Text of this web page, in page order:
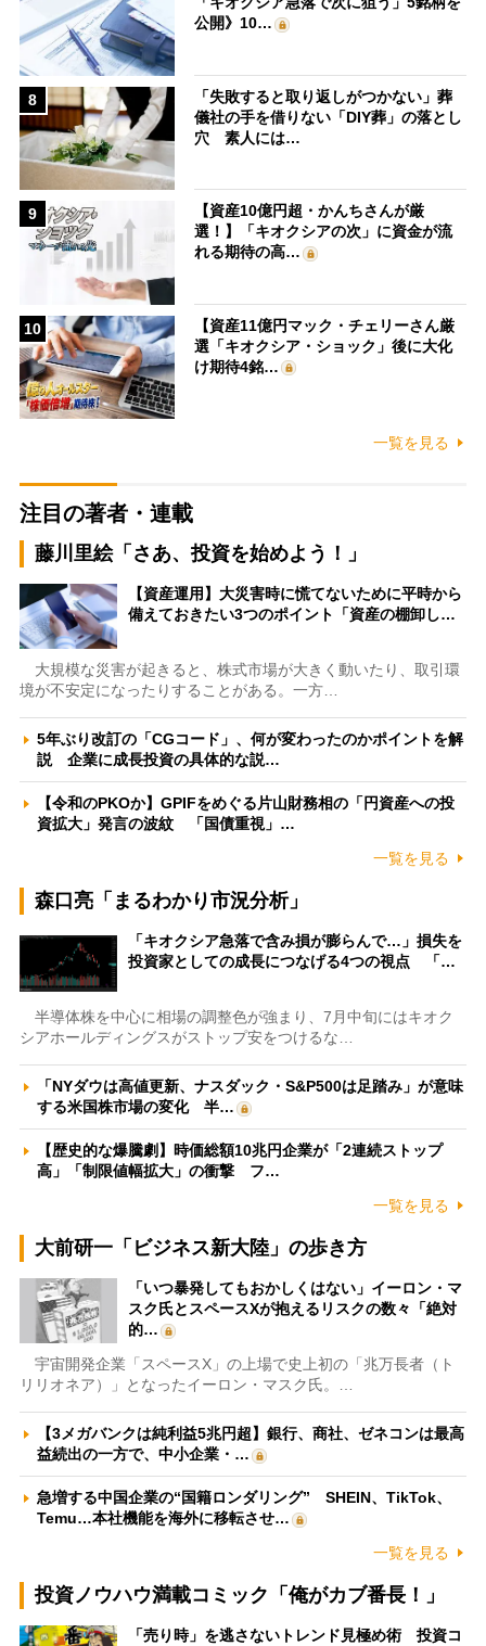
公開》10…
8
「失敗すると取り返しがつかない」葬
儀社の手を借りない「DIY葬」の落とし
穴 素人には…
9
【資産10億円超・かんちさんが厳
選！】「キオクシアの次」に資金が流
れる期待の高…
10
【資産11億円マック・チェリーさん厳
選「キオクシア・ショック」後に大化
け期待4銘…
一覧を見る
注目の著者・連載
藤川里絵「さあ、投資を始めよう！」
【資産運用】大災害時に慌てないために平時から
備えておきたい3つのポイント「資産の棚卸し…
大規模な災害が起きると、株式市場が大きく動いたり、取引環
境が不安定になったりすることがある。一方…
5年ぶり改訂の「CGコード」、何が変わったのかポイントを解
説 企業に成長投資の具体的な説…
【令和のPKOか】GPIFをめぐる片山財務相の「円資産への投
資拡大」発言の波紋 「国債重視」…
一覧を見る
森口亮「まるわかり市況分析」
「キオクシア急落で含み損が膨らんで…」損失を
投資家としての成長につなげる4つの視点 「…
半導体株を中心に相場の調整色が強まり、7月中旬にはキオク
シアホールディングスがストップ安をつけるな…
「NYダウは高値更新、ナスダック・S&P500は足踏み」が意味
する米国株市場の変化 半…
【歴史的な爆騰劇】時価総額10兆円企業が「2連続ストップ
高」「制限値幅拡大」の衝撃 フ…
一覧を見る
大前研一「ビジネス新大陸」の歩き方
「いつ暴発してもおかしくはない」イーロン・マ
スク氏とスペースXが抱えるリスクの数々「絶対
的…
宇宙開発企業「スペースX」の上場で史上初の「兆万長者（ト
リリオネア）」となったイーロン・マスク氏。…
【3メガバンクは純利益5兆円超】銀行、商社、ゼネコンは最高
益続出の一方で、中小企業・…
急増する中国企業の“国籍ロンダリング” SHEIN、TikTok、
Temu…本社機能を海外に移転させ…
一覧を見る
投資ノウハウ満載コミック「俺がカブ番長！」
「売り時」を逃さないトレンド見極め術 投資コ